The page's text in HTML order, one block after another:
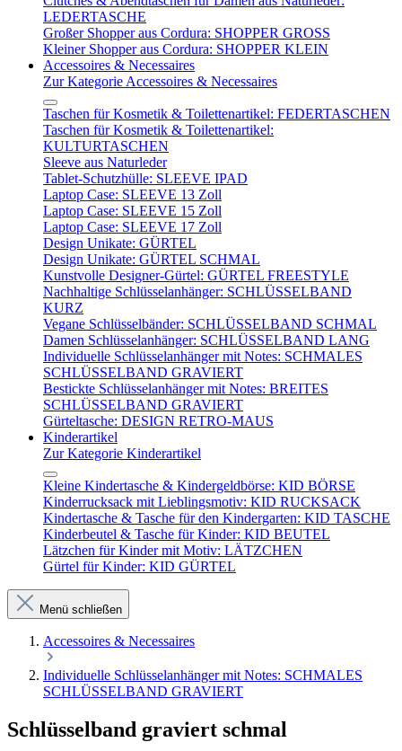
LEDERTASCHE
Großer Shopper aus Cordura: SHOPPER GROSS
Kleiner Shopper aus Cordura: SHOPPER KLEIN
Accessoires & Necessaires
Zur Kategorie Accessoires & Necessaires
Taschen für Kosmetik & Toilettenartikel: FEDERTASCHEN
Taschen für Kosmetik & Toilettenartikel:
KULTURTASCHEN
Sleeve aus Naturleder
Tablet-Schutzhülle: SLEEVE IPAD
Laptop Case: SLEEVE 13 Zoll
Laptop Case: SLEEVE 15 Zoll
Laptop Case: SLEEVE 17 Zoll
Design Unikate: GÜRTEL
Design Unikate: GÜRTEL SCHMAL
Kunstvolle Designer-Gürtel: GÜRTEL FREESTYLE
Nachhaltige Schlüsselanhänger: SCHLÜSSELBAND
KURZ
Vegane Schlüsselbänder: SCHLÜSSELBAND SCHMAL
Damen Schlüsselanhänger: SCHLÜSSELBAND LANG
Individuelle Schlüsselanhänger mit Notes: SCHMALES
SCHLÜSSELBAND GRAVIERT
Bestickte Schlüsselanhänger mit Notes: BREITES
SCHLÜSSELBAND GRAVIERT
Gürteltasche: DESIGN RETRO-MAUS
Kinderartikel
Zur Kategorie Kinderartikel
Kleine Kindertasche & Kindergeldbörse: KID BÖRSE
Kinderrucksack mit Lieblingsmotiv: KID RUCKSACK
Kindertasche & Tasche für den Kindergarten: KID TASCHE
Kinderbeutel & Tasche für Kinder: KID BEUTEL
Lätzchen für Kinder mit Motiv: LÄTZCHEN
Gürtel für Kinder: KID GÜRTEL
Menü schließen
Accessoires & Necessaires
Individuelle Schlüsselanhänger mit Notes: SCHMALES
SCHLÜSSELBAND GRAVIERT
Schlüsselband graviert schmal